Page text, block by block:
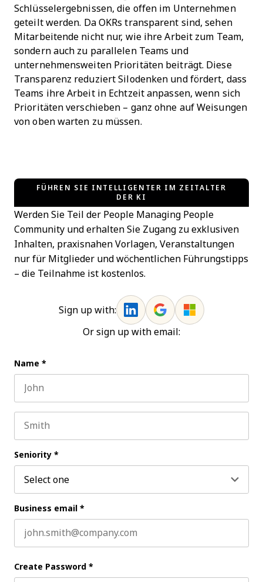
Schlüsselergebnissen, die offen im Unternehmen
geteilt werden. Da OKRs transparent sind, sehen
Mitarbeitende nicht nur, wie ihre Arbeit zum Team,
sondern auch zu parallelen Teams und
unternehmensweiten Prioritäten beiträgt. Diese
Transparenz reduziert Silodenken und fördert, dass
Teams ihre Arbeit in Echtzeit anpassen, wenn sich
Prioritäten verschieben – ganz ohne auf Weisungen
von oben warten zu müssen.
FÜHREN SIE INTELLIGENTER IM ZEITALTER
DER KI
Werden Sie Teil der People Managing People
Community und erhalten Sie Zugang zu exklusiven
Inhalten, praxisnahen Vorlagen, Veranstaltungen
nur für Mitglieder und wöchentlichen Führungstipps
– die Teilnahme ist kostenlos.
Sign up with:
Or sign up with email:
Name *
Seniority *
Business email *
Create Password *